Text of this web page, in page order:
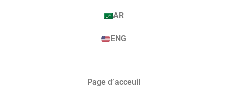
AR
ENG
Page d’acceuil